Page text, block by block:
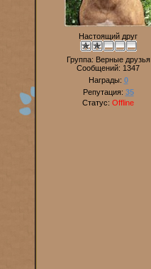
Настоящий друг
Группа: Верные друзья
Сообщений: 1347
Награды: 0
Репутация: 35
Статус: Offline